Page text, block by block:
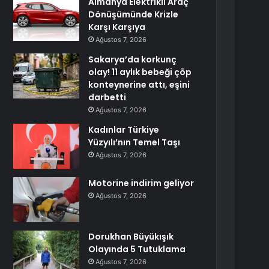
Dönüşümünde Krizle
Karşı Karşıya
Ağustos 7, 2026
Sakarya’da korkunç
olay! 11 aylık bebeği çöp
konteynerine attı, eşini
darbetti
Ağustos 7, 2026
Kadınlar Türkiye
Yüzyılı’nın Temel Taşı
Ağustos 7, 2026
Motorine indirim geliyor
Ağustos 7, 2026
Dorukhan Büyükışık
Olayında 5 Tutuklama
Ağustos 7, 2026